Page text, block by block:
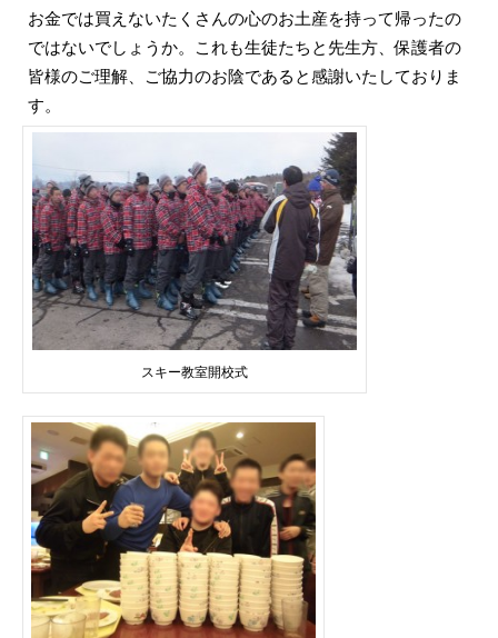
お金では買えないたくさんの心のお土産を持って帰ったの
ではないでしょうか。これも生徒たちと先生方、保護者の
皆様のご理解、ご協力のお陰であると感謝いたしておりま
す。
スキー教室開校式